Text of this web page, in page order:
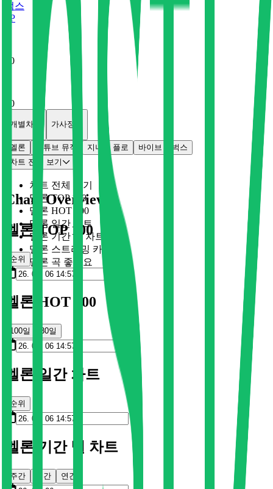
벅스
P
0
0
개별차트 가사정보
멜론 유튜브 뮤직 지니 플로 바이브
벅스
차트 전체 보기
차트 전체 보기
멜론 TOP 100
멜론 HOT 100
멜론 일간 차트
멜론 기간 별 차트
멜론 스트리밍 카드
멜론 곡 좋아요
Chart Overview
멜론 TOP 100
순위
멜론 HOT 100
100일 30일
멜론 일간 차트
순위
멜론 기간 별 차트
주간 월간 연간